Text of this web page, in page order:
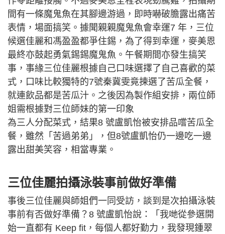
間有一條魔鬼魚在其腳邊游過，即時嚇破膽露出痛苦
表情，場面搞笑。據聞親親魔鬼魚會幸運7 年，三位
候選佳麗和馮盈盈都爭住錫，為了得到幸運，麥美恩
最終亦鼓起勇氣錫錫魔鬼魚。午餐期間亦發生搞笑
事，事緣三位佳麗根據自己口味選擇了自己喜歡的菜
式，口味比較獨特的7號秦冀雯竟揀選了苦瓜全餐，
就連飲品都是苦瓜汁。之後因為製作組安排，兩位師
姐需根據對三位師妹的第一印象
為三人分配菜式，結果8 號盧凱怡被安排品嚐苦瓜全
餐，雖然「苦過弟弟」，但8號盧凱怡仍一邊吃一邊
露出甜美笑容，相當專業。
三位佳麗拍攝泳裝事前做好準備
事後三位佳麗與師姐們一同受訪，談到是次拍攝泳裝
事前有否做好準備？8 號盧凱怡說：「我哋從參選開
始一直都有 Keep fit，每個人都好勤力，我發現鍾翠